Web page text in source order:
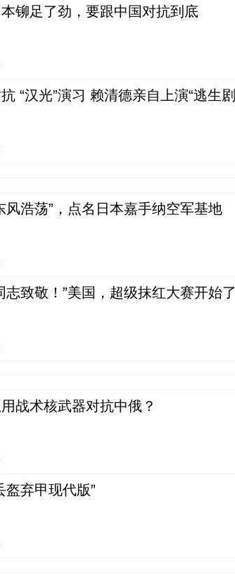
铆足了劲，要跟中国对抗到底
“汉光”演习 赖清德亲自上演“逃生
风浩荡”，点名日本嘉手纳空军基地
志致敬！”美国，超级抹红大赛开始了
战术核武器对抗中俄？
盔弃甲现代版”